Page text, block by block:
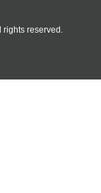
rights reserved.